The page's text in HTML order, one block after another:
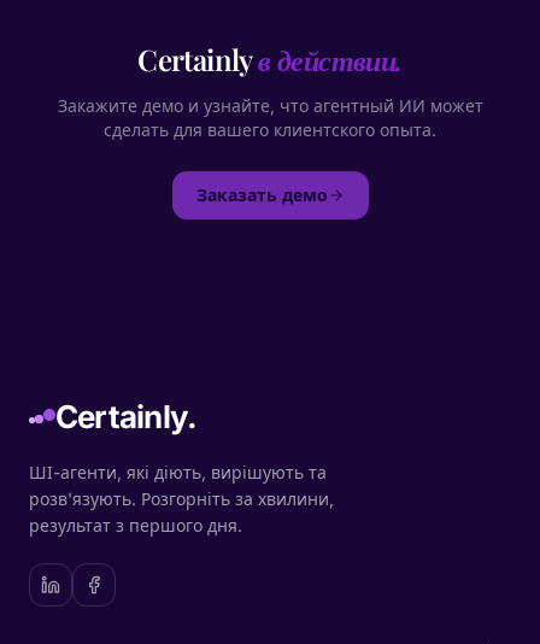
Certainlyв действии.
Закажите демо и узнайте, что агентный ИИ может
сделать для вашего клиентского опыта.
Заказать демо
Certainly.
ШІ-агенти, які діють, вирішують та
розв'язують. Розгорніть за хвилини,
результат з першого дня.